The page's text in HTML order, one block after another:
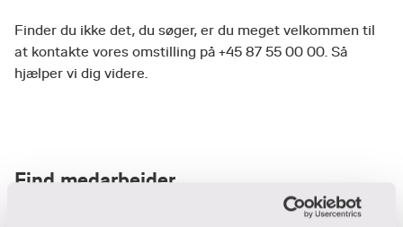
Finder du ikke det, du søger, er du meget velkommen til
at kontakte vores omstilling på +45 87 55 00 00. Så
hjælper vi dig videre.
Find medarbejder